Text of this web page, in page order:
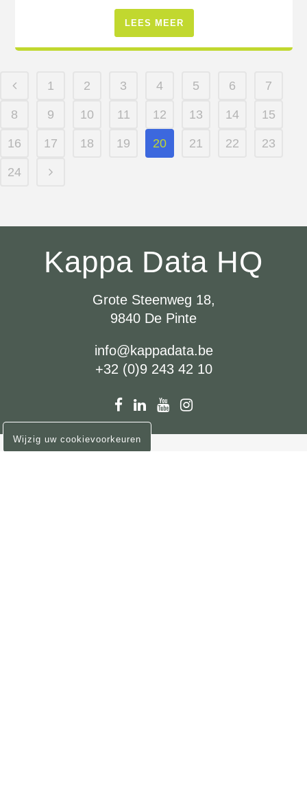
LEES MEER
1 2 3 4 5 6 7
8 9 10 11 12 13 14 15
16 17 18 19 20 21 22 23
24
Kappa Data HQ
Grote Steenweg 18,
9840 De Pinte
info@kappadata.be
+32 (0)9 243 42 10
Wijzig uw cookievoorkeuren